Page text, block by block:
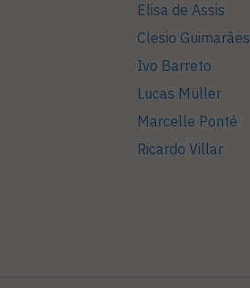
Elisa de Assis
Clesio Guimarães
Ivo Barreto
Lucas Müller
Marcelle Ponté
Ricardo Villar